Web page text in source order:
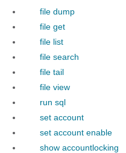
file dump
file get
file list
file search
file tail
file view
run sql
set account
set account enable
show accountlocking